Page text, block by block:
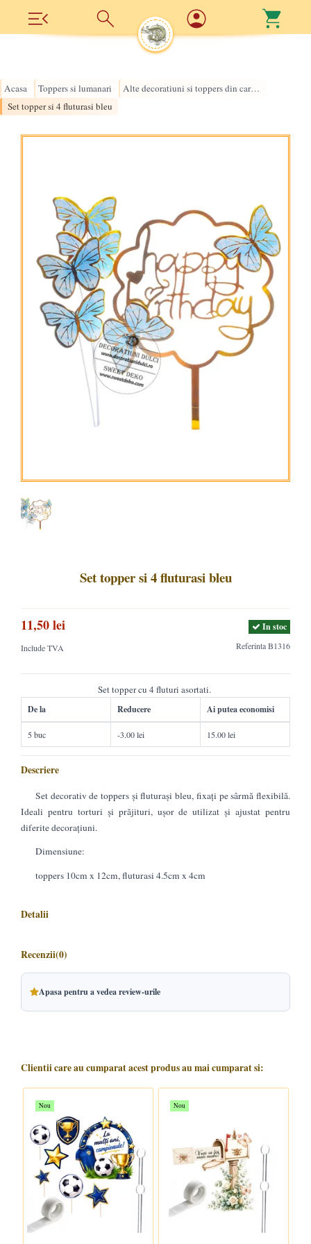
Acasa Toppers si lumanari Alte decoratiuni si toppers din carton
Set topper si 4 fluturasi bleu
Set topper si 4 fluturasi bleu
ReferintaB1316
In stoc
11,50 lei
Include TVA
Set topper cu 4 fluturi asortati.
De la Reducere Ai putea economisi
5 buc -3.00 lei 15.00 lei
Descriere
Set decorativ de toppers și fluturași bleu, fixați pe sârmă flexibilă.
Ideali pentru torturi și prăjituri, ușor de utilizat și ajustat pentru
diferite decorațiuni.
Dimensiune:
toppers 10cm x 12cm, fluturasi 4.5cm x 4cm
Detalii
Recenzii(0)
Apasa pentru a vedea review-urile
Clientii care au cumparat acest produs au mai cumparat si:
Nou Nou